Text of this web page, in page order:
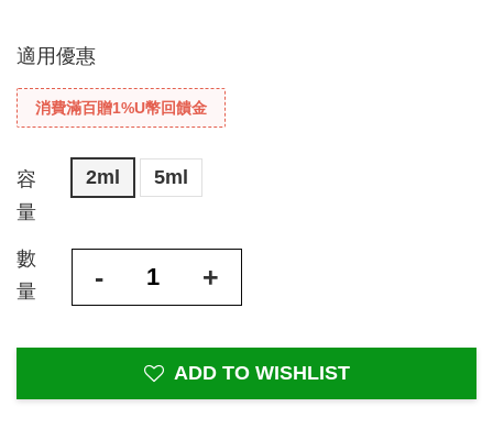
適用優惠
消費滿百贈1%U幣回饋金
容
量
2ml 5ml
數
量
- +
ADD TO WISHLIST